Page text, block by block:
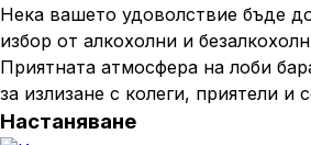
Нека вашето удоволствие бъде
избор от алкохолни и
Приятната атмосфера на лоби
за излизане с колеги, приятели и
Настаняване